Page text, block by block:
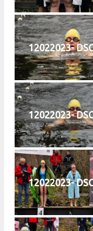
12022023-
12022023-
12022023-